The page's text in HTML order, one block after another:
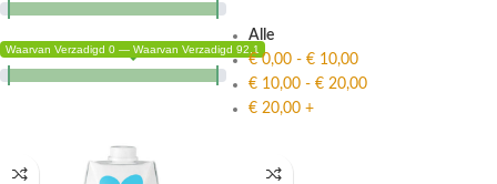
Waarvan Verzadigd 0 — Waarvan Verzadigd 92.1
Alle
€0,00 - € 10,00
€ 10,00 - € 20,00
€ 20,00 +